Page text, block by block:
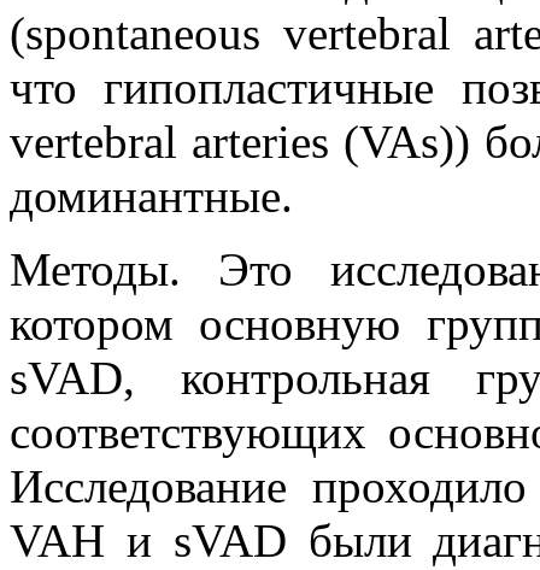
(spontaneous vertebral
что гипопластичные
vertebral arteries (VAs))
доминантные.
Методы. Это
котором основную
sVAD, контрольная
соответствующих
Исследование
VAH и sVAD были